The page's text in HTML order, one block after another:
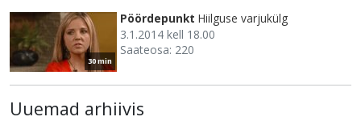
30 min
Pöördepunkt Hiilguse varjukülg
3.1.2014 kell 18.00
Saateosa: 220
Uuemad arhiivis